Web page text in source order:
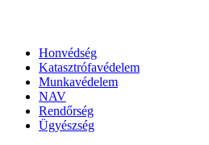
Honvédség
Katasztrófavédelem
Munkavédelem
NAV
Rendőrség
Ügyészség